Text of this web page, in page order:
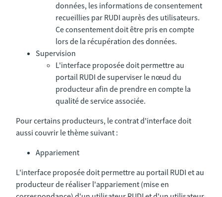
données, les informations de consentement
recueillies par RUDI auprès des utilisateurs.
Ce consentement doit être pris en compte
lors de la récupération des données.
Supervision
L'interface proposée doit permettre au
portail RUDI de superviser le nœud du
producteur afin de prendre en compte la
qualité de service associée.
Pour certains producteurs, le contrat d'interface doit
aussi couvrir le thème suivant :
Appariement
L'interface proposée doit permettre au portail RUDI et au
producteur de réaliser l'appariement (mise en